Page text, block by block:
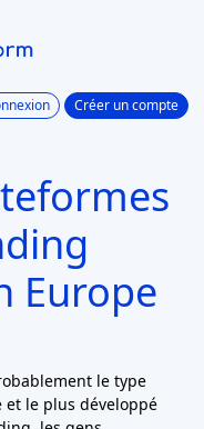
Créer un compte
Europe
le type
le plus développé